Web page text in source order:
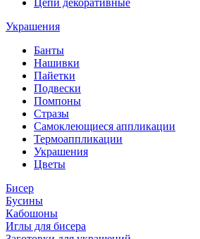
Цепи декоративные
Украшения
Банты
Нашивки
Пайетки
Подвески
Помпоны
Стразы
Самоклеющиеся аппликации
Термоаппликации
Украшения
Цветы
Бисер
Бусины
Кабошоны
Иглы для бисера